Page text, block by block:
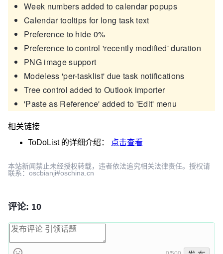
Week numbers added to calendar popups
Calendar tooltips for long task text
Preference to hide 0%
Preference to control 'recently modified' duration
PNG image support
Modeless 'per-tasklist' due task notifications
Tree control added to Outlook importer
'Paste as Reference' added to 'Edit' menu
相关链接
ToDoList的详细介绍： 点击查看
本站新闻禁止未经授权转载，违者依法追究相关法律责任。授权请
联系：oscbianji#oschina.cn
评论: 10